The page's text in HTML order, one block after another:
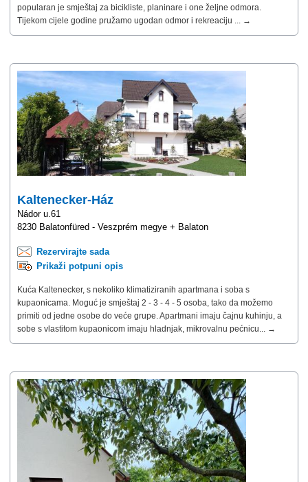
popularan je smještaj za bicikliste, planinare i one željne odmora.
Tijekom cijele godine pružamo ugodan odmor i rekreaciju ... →
Kaltenecker-Ház
Nádor u.61
8230 Balatonfüred - Veszprém megye + Balaton
Rezervirajte sada
Prikaži potpuni opis
Kuća Kaltenecker, s nekoliko klimatiziranih apartmana i soba s
kupaonicama. Moguć je smještaj 2 - 3 - 4 - 5 osoba, tako da možemo
primiti od jedne osobe do veće grupe. Apartmani imaju čajnu kuhinju, a
sobe s vlastitom kupaonicom imaju hladnjak, mikrovalnu pećnicu... →